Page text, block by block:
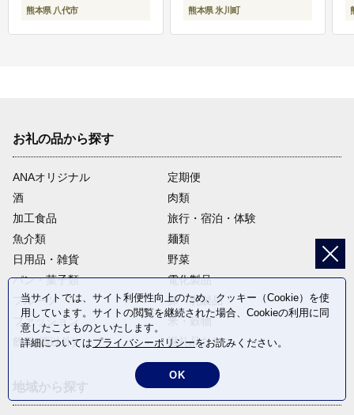
熊本県 八代市 熊本県 氷川町
お礼の品から探す
ANAオリジナル
定期便
酒
肉類
加工食品
旅行・宿泊・体験
魚介類
麺類
日用品・雑貨
野菜
パン・菓子類
電化製品
フルーツ
卵・乳製品
ファッション
米・穀物
飲料(酒以外)
返礼品なし
当サイトでは、サイト利便性向上のため、クッキー（Cookie）を使
用しています。サイトの閲覧を継続された場合、Cookieの利用に同
意したことものといたします。
詳細についてはプライバシーポリシーをお読みください。
OK